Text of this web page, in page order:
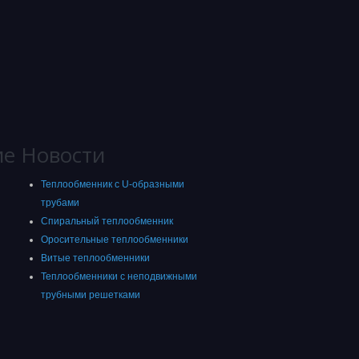
Новости
Теплообменник с U-образными
трубами
Спиральный теплообменник
Оросительные теплообменники
Витые теплообменники
Теплообменники с неподвижными
трубными решетками